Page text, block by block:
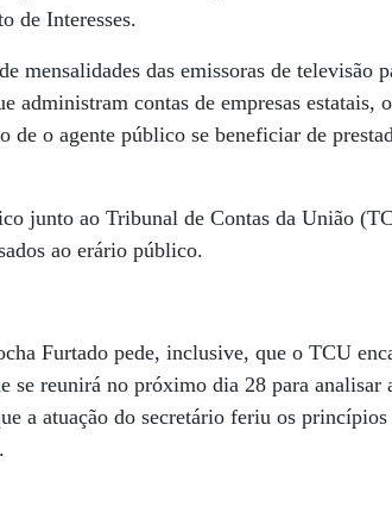
de Interesses.
mensalidades das emissoras de televisão
administram contas de empresas estatais,
de o agente público se beneficiar de
junto ao Tribunal de Contas da União
ao erário público.
Furtado pede, inclusive, que o TCU
se reunirá no próximo dia 28 para analisar
a atuação do secretário feriu os